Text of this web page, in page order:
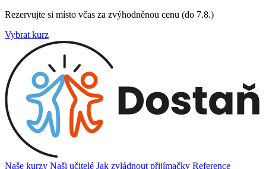
Rezervujte si místo včas za zvýhodněnou cenu (do 7.8.)
Vybrat kurz
Naše kurzy Naši učitelé Jak zvládnout přijímačky Reference